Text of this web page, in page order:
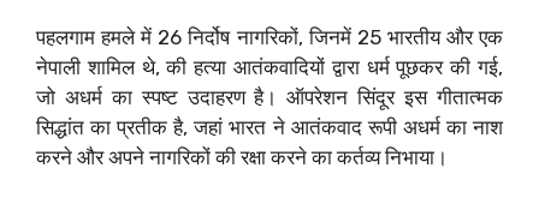
पहलगाम हमले में 26 निर्दोष नागरिकों, जिनमें 25 भारतीय और एक
नेपाली शामिल थे, की हत्या आतंकवादियों द्वारा धर्म पूछकर की गई,
जो अधर्म का स्पष्ट उदाहरण है। ऑपरेशन सिंदूर इस गीतात्मक
सिद्धांत का प्रतीक है, जहां भारत ने आतंकवाद रूपी अधर्म का नाश
करने और अपने नागरिकों की रक्षा करने का कर्तव्य निभाया।